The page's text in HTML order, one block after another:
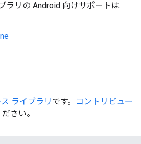
ラリの Android 向けサポートは
ライブラリ です。
コントリビュー
さい。